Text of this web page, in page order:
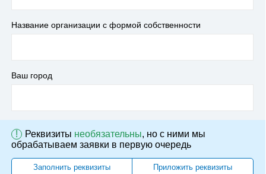
Название организации с формой собственности
Ваш город
! Реквизиты необязательны, но с ними мы
обрабатываем заявки в первую очередь
Заполнить реквизиты Приложить реквизиты